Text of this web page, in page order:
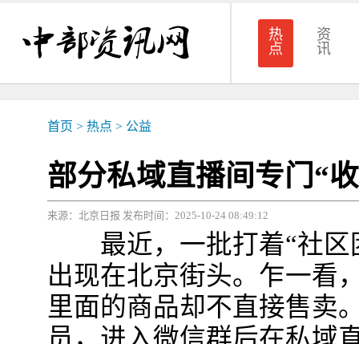
热
点
资
讯
首页 > 热点 > 公益
部分私域直播间专门“
来源：北京日报 发布时间：2025-10-24 08:49:12
最近，一批打着“社区
出现在北京街头。乍一看
里面的商品却不直接售卖